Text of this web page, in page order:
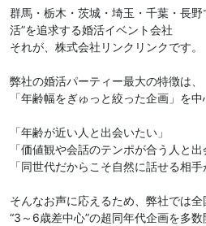
群馬・栃木・茨城・埼玉・千葉・長
活”を追求する婚活イベント会社
それが、株式会社リンクリンクです。
弊社の婚活パーティー最大の特徴は、
「年齢幅をぎゅっと絞った企画」を
「年齢が近い人と出会いたい」
「価値観や会話のテンポが合う人と出
「同世代だからこそ自然に話せる相手
そんなお声に応えるため、弊社では
“3～6歳差中心”の超同年代企画を多数